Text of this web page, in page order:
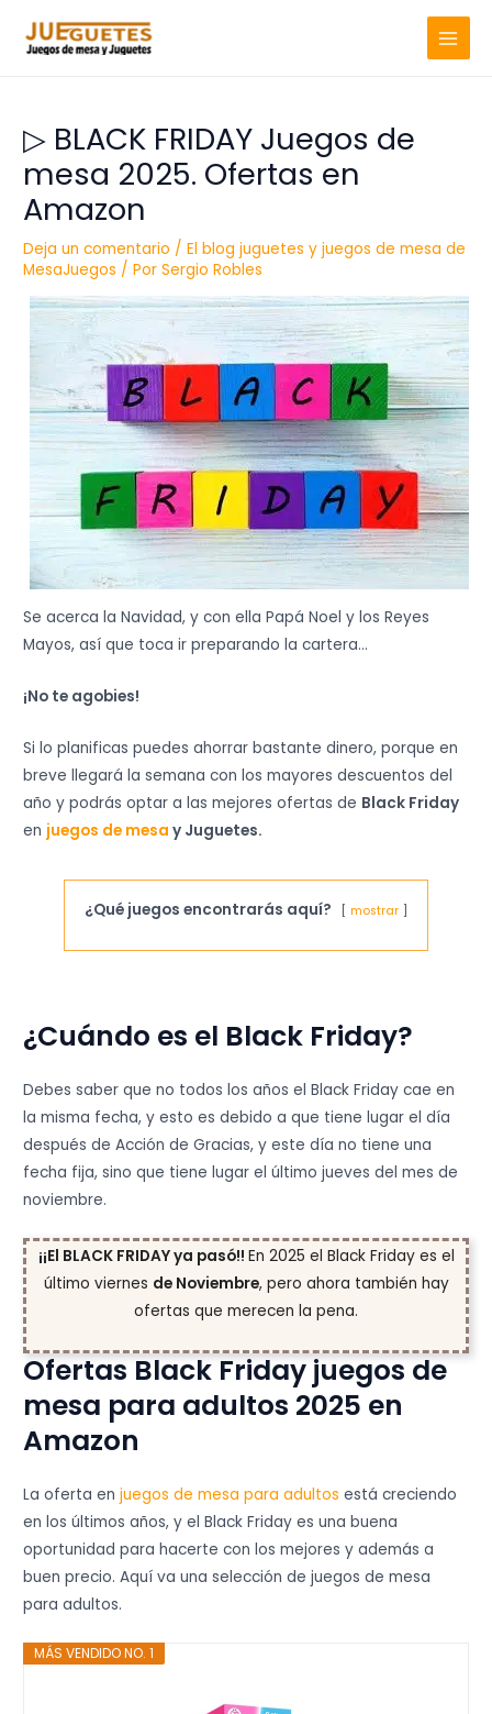
MAIN
MENU
▷ BLACK FRIDAY Juegos de
mesa 2025. Ofertas en
Amazon
Deja un comentario /El blog juguetes y juegos de mesa de
MesaJuegos / PorSergio Robles
Se acerca la Navidad, y con ella Papá Noel y los Reyes
Mayos, así que toca ir preparando la cartera…
¡No te agobies!
Si lo planificas puedes ahorrar bastante dinero, porque en
breve llegará la semana con los mayores descuentos del
año y podrás optar a las mejores ofertas de Black Friday
en juegos de mesa y Juguetes.
¿Qué juegos encontrarás aquí? mostrar
¿Cuándo es el Black Friday?
Debes saber que no todos los años el Black Friday cae en
la misma fecha, y esto es debido a que tiene lugar el día
después de Acción de Gracias, y este día no tiene una
fecha fija, sino que tiene lugar el último jueves del mes de
noviembre.
¡¡El BLACK FRIDAY ya pasó!! En 2025 el Black Friday es el
último viernes de Noviembre, pero ahora también hay
ofertas que merecen la pena.
Ofertas Black Friday juegos de
mesa para adultos 2025 en
Amazon
La oferta enjuegos de mesa para adultos está creciendo
en los últimos años, y el Black Friday es una buena
oportunidad para hacerte con los mejores y además a
buen precio. Aquí va una selección de juegos de mesa
para adultos.
MÁS VENDIDO NO. 1